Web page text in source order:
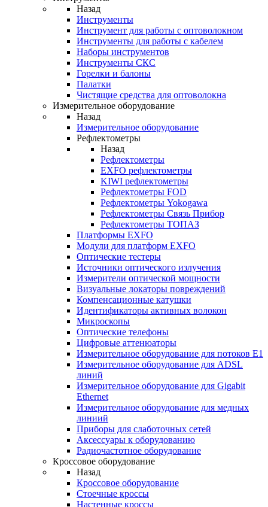
Назад
Инструменты
Инструмент для работы с оптоволокном
Инструменты для работы с кабелем
Наборы инструментов
Инструменты СКС
Горелки и балоны
Палатки
Чистящие средства для оптоволокна
Измерительное оборудование
Назад
Измерительное оборудование
Рефлектометры
Назад
Рефлектометры
EXFO рефлектометры
KIWI рефлектометры
Рефлектометры FOD
Рефлектометры Yokogawa
Рефлектометры Связь Прибор
Рефлектометры ТОПАЗ
Платформы EXFO
Модули для платформ EXFO
Оптические тестеры
Источники оптического излучения
Измерители оптической мощности
Визуальные локаторы повреждений
Компенсационные катушки
Идентификаторы активных волокон
Микроскопы
Оптические телефоны
Цифровые аттенюаторы
Измерительное оборудование для потоков Е1
Измерительное оборудование для ADSL
линий
Измерительное оборудование для Gigabit
Ethernet
Измерительное оборудование для медных
линиий
Приборы для слаботочных сетей
Аксессуары к оборудованию
Радиочастотное оборудование
Кроссовое оборудование
Назад
Кроссовое оборудование
Стоечные кроссы
Настенные кроссы